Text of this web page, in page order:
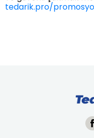
tedarik.pro/